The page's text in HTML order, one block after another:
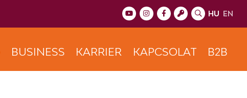
HU EN
BUSINESS KARRIER KAPCSOLAT B2B